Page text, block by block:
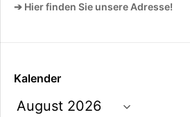
➔ Hier finden Sie unsere Adresse!
Kalender